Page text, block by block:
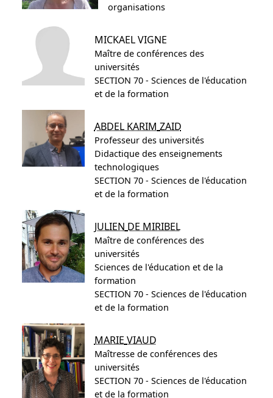
organisations
MICKAELVIGNE
Maître de conférences des
universités
SECTION 70 - Sciences de l'éducation
et de la formation
ABDEL KARIM ZAID
Professeur des universités
Didactique des enseignements
technologiques
SECTION 70 - Sciences de l'éducation
et de la formation
JULIEN DE MIRIBEL
Maître de conférences des
universités
Sciences de l'éducation et de la
formation
SECTION 70 - Sciences de l'éducation
et de la formation
MARIE VIAUD
Maîtresse de conférences des
universités
SECTION 70 - Sciences de l'éducation
et de la formation